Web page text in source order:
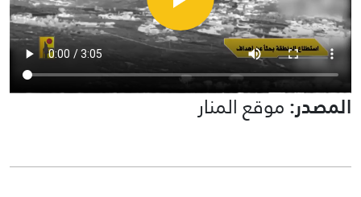
المصدر:موقع المنار